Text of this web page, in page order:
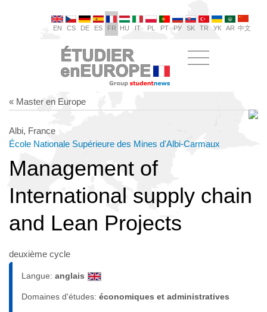
EN CS DE ES FR HU IT PL PT РУ SK TR УК AR 中文
« Master en Europe
Albi, France
École Nationale Supérieure des Mines d'Albi-Carmaux
Management of
International supply chain
and Lean Projects
deuxième cycle
Langue: anglais
Domaines d'études: économiques et administratives